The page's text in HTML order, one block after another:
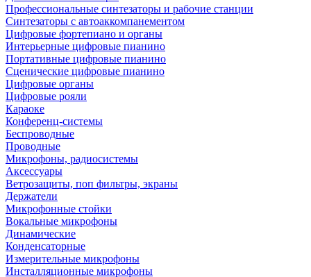
Профессиональные синтезаторы и рабочие станции
Синтезаторы с автоаккомпанементом
Цифровые фортепиано и органы
Интерьерные цифровые пианино
Портативные цифровые пианино
Сценические цифровые пианино
Цифровые органы
Цифровые рояли
Караоке
Конференц-системы
Беспроводные
Проводные
Микрофоны, радиосистемы
Аксессуары
Ветрозащиты, поп фильтры, экраны
Держатели
Микрофонные стойки
Вокальные микрофоны
Динамические
Конденсаторные
Измерительные микрофоны
Инсталляционные микрофоны